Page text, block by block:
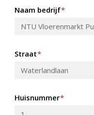
Naam bedrijf*
Straat*
Huisnummer*